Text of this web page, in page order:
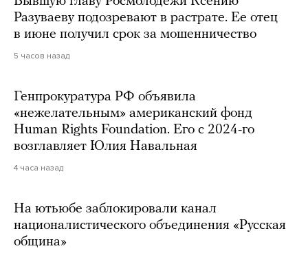
Разуваеву подозревают в растрате. Ее отец
в июне получил срок за мошенничество
5 часов назад
Генпрокуратура РФ объявила
«нежелательным» американский фонд
Human Rights Foundation. Его с 2024-го
возглавляет Юлия Навальная
4 часа назад
На ютьюбе заблокировали канал
националистического объединения «Русская
община»